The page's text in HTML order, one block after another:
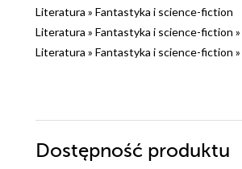
Literatura » Fantastyka i science-fiction
Literatura » Fantastyka i science-fiction »
Literatura » Fantastyka i science-fiction »
Dostępność produktu